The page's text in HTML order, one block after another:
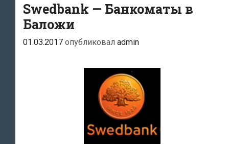
Swedbank — Банкоматы в
Баложи
01.03.2017 опубликовал admin